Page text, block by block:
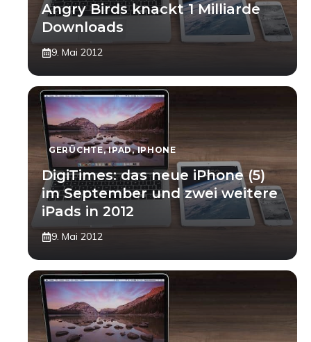
Angry Birds knackt 1 Milliarde
Downloads
9. Mai 2012
GERÜCHTE,IPAD,IPHONE
DigiTimes: das neue iPhone (5)
im September und zwei weitere
iPads in 2012
9. Mai 2012